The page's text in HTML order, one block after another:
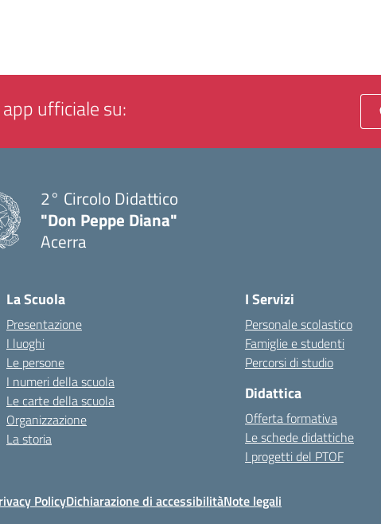
ufficiale su:
2° Circolo Didattico
"Don Peppe Diana"
Acerra
La Scuola
Presentazione
I luoghi
Le persone
I numeri della scuola
Le carte della scuola
Organizzazione
La storia
I Servizi
Personale scolastico
Famiglie e studenti
Percorsi di studio
Didattica
Offerta formativa
Le schede didattiche
I progetti del PTOF
PolicyDichiarazione di accessibilitàNote legali